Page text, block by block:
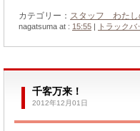
カテゴリー： スタッフ わたし
nagatsuma at : 15:55 | トラックバ
千客万来！
2012年12月01日